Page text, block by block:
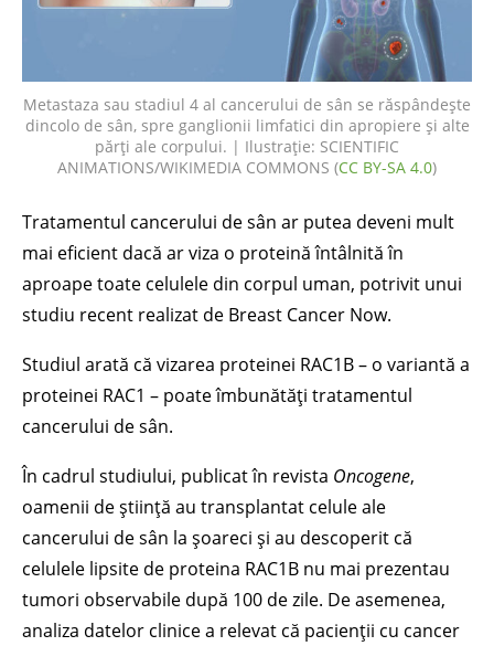
Metastaza sau stadiul 4 al cancerului de sân se răspândește
dincolo de sân, spre ganglionii limfatici din apropiere și alte
părți ale corpului. | Ilustrație: SCIENTIFIC
ANIMATIONS/WIKIMEDIA COMMONS (CC BY-SA 4.0)
Tratamentul cancerului de sân ar putea deveni mult
mai eficient dacă ar viza o proteină întâlnită în
aproape toate celulele din corpul uman, potrivit unui
studiu recent realizat de Breast Cancer Now.
Studiul arată că vizarea proteinei RAC1B – o variantă a
proteinei RAC1 – poate îmbunătăți tratamentul
cancerului de sân.
În cadrul studiului, publicat în revista Oncogene,
oamenii de știință au transplantat celule ale
cancerului de sân la șoareci și au descoperit că
celulele lipsite de proteina RAC1B nu mai prezentau
tumori observabile după 100 de zile. De asemenea,
analiza datelor clinice a relevat că pacienții cu cancer